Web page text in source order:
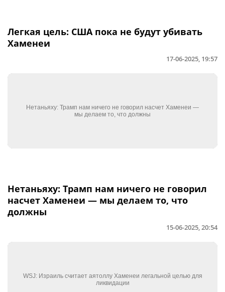
Легкая цель: США пока не будут убивать
Хаменеи
17-06-2025, 19:57
Нетаньяху: Трамп нам ничего не говорил
насчет Хаменеи — мы делаем то, что
должны
15-06-2025, 20:54